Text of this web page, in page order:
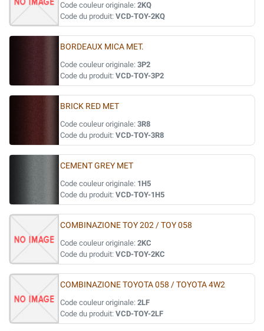
Code couleur originale: 2KQ
Code du produit: VCD-TOY-2KQ
BORDEAUX MICA MET.
Code couleur originale: 3P2
Code du produit: VCD-TOY-3P2
BRICK RED MET
Code couleur originale: 3R8
Code du produit: VCD-TOY-3R8
CEMENT GREY MET
Code couleur originale: 1H5
Code du produit: VCD-TOY-1H5
COMBINAZIONE TOY 202 / TOY 058
Code couleur originale: 2KC
Code du produit: VCD-TOY-2KC
COMBINAZIONE TOYOTA 058 / TOYOTA 4W2
Code couleur originale: 2LF
Code du produit: VCD-TOY-2LF